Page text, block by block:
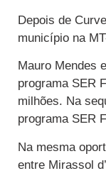
Depois de
município na
Mauro Mendes
programa SER
milhões. Na
programa SER
Na mesma
entre Mirassol